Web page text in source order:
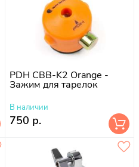
PDH CBB-K2 Orange -
Зажим для тарелок
В наличии
750 р.